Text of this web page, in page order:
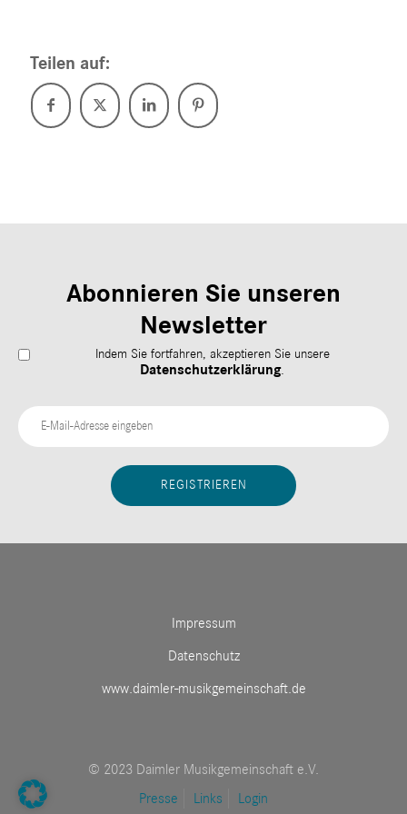
Teilen auf:
Abonnieren Sie unseren
Newsletter
Indem Sie fortfahren, akzeptieren Sie unsere
Datenschutzerklärung.
Impressum
Datenschutz
www.daimler-musikgemeinschaft.de
© 2023 Daimler Musikgemeinschaft e.V.
Presse
Links Login